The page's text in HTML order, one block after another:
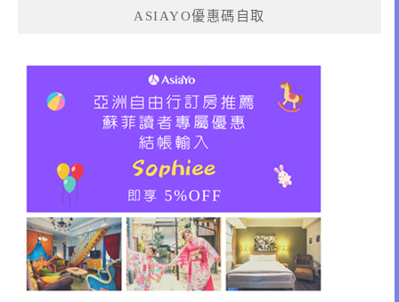
ASIAYO優惠碼自取